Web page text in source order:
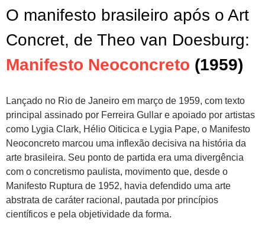
O manifesto brasileiro após o Art
Concret, de Theo van Doesburg:
Manifesto Neoconcreto (1959)
Lançado no Rio de Janeiro em março de 1959, com texto
principal assinado por Ferreira Gullar e apoiado por artistas
como Lygia Clark, Hélio Oiticica e Lygia Pape, o Manifesto
Neoconcreto marcou uma inflexão decisiva na história da
arte brasileira. Seu ponto de partida era uma divergência
com o concretismo paulista, movimento que, desde o
Manifesto Ruptura de 1952, havia defendido uma arte
abstrata de caráter racional, pautada por princípios
científicos e pela objetividade da forma.